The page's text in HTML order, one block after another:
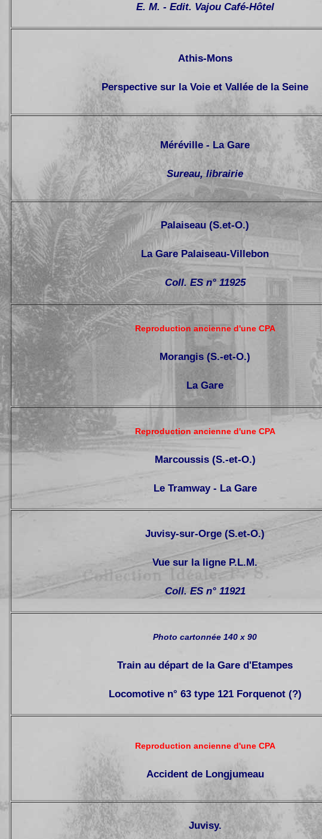
E. M. - Edit. Vajou Café-Hôtel
Athis-Mons
Perspective sur la Voie et Vallée de la Seine
Méréville - La Gare
Sureau, librairie
Palaiseau (S.et-O.)
La Gare Palaiseau-Villebon
Coll. ES n° 11925
Reproduction ancienne d'une CPA
Morangis (S.-et-O.)
La Gare
Reproduction ancienne d'une CPA
Marcoussis (S.-et-O.)
Le Tramway - La Gare
Juvisy-sur-Orge (S.et-O.)
Vue sur la ligne P.L.M.
Coll. ES n° 11921
Photo cartonnée 140 x 90
Train au départ de la Gare d'Etampes
Locomotive n° 63 type 121 Forquenot (?)
Reproduction ancienne d'une CPA
Accident de Longjumeau
Juvisy.